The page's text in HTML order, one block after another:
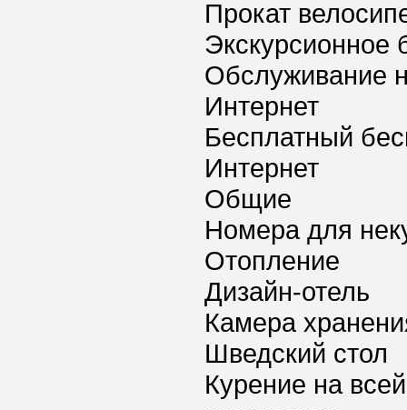
Прокат
Экскурсионное
Обслуживание
Интернет
Бесплатный
Интернет
Общие
Номера для
Отопление
Дизайн-отель
Камера
Шведский стол
Курение на